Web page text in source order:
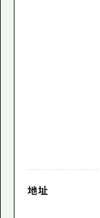
地址